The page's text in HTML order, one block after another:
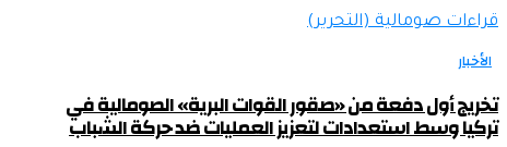
قراءات صومالية (التحرير)
الأخبار
تخريج أول دفعة من «صقور القوات البرية» الصومالية في
تركيا وسط استعدادات لتعزيز العمليات ضد حركة الشباب